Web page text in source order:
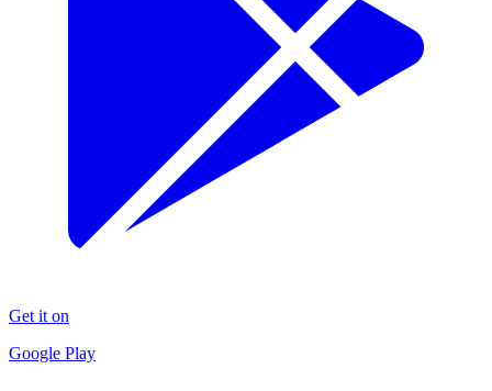
Get it on
Google Play